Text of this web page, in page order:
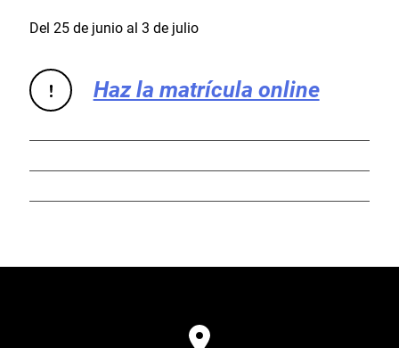
Del 25 de junio al 3 de julio
Haz la matrícula online